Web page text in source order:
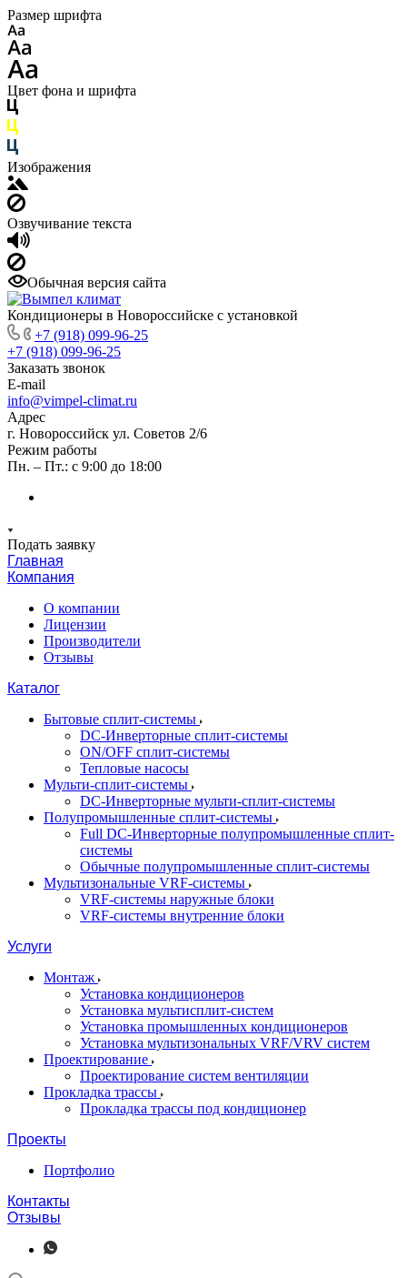
Размер шрифта
Цвет фона и шрифта
Изображения
Озвучивание текста
Обычная версия сайта
Кондиционеры в Новороссийске с установкой
+7 (918) 099-96-25
+7 (918) 099-96-25
Заказать звонок
E-mail
info@vimpel-climat.ru
Адрес
г. Новороссийск ул. Советов 2/6
Режим работы
Пн. – Пт.: с 9:00 до 18:00
Подать заявку
Главная
Компания
О компании
Лицензии
Производители
Отзывы
Каталог
Бытовые сплит-системы
DC-Инверторные сплит-системы
ON/OFF сплит-системы
Тепловые насосы
Мульти-сплит-системы
DC-Инверторные мульти-сплит-системы
Полупромышленные сплит-системы
Full DC-Инверторные полупромышленные сплит-
системы
Обычные полупромышленные сплит-системы
Мультизональные VRF-системы
VRF-системы наружные блоки
VRF-системы внутренние блоки
Услуги
Монтаж
Установка кондиционеров
Установка мультисплит-систем
Установка промышленных кондиционеров
Установка мультизональных VRF/VRV систем
Проектирование
Проектирование систем вентиляции
Прокладка трассы
Прокладка трассы под кондиционер
Проекты
Портфолио
Контакты
Отзывы